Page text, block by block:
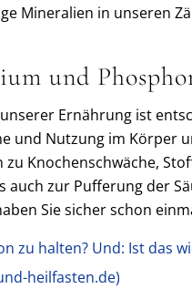
Mineralien in unseren
und
Ernährung ist
und Nutzung im Körper
Knochenschwäche,
auch zur Pufferung der
Sie sicher schon
zu halten? Und: Ist das
heilfasten.de)